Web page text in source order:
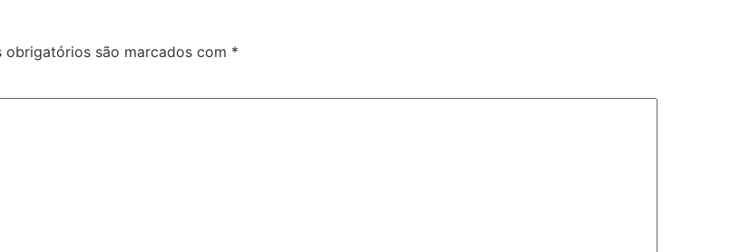
obrigatórios são marcados com *